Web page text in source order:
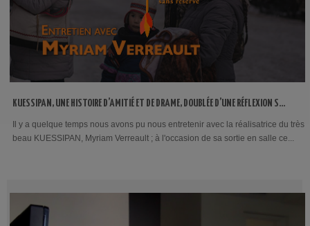
KUESSIPAN, UNE HISTOIRE D’AMITIÉ ET DE DRAME, DOUBLÉE D’UNE RÉFLEXION SUR
NOTRE MONDE… INTERVIEW DE MYRIAM VERREAULT
Il y a quelque temps nous avons pu nous entretenir avec la réalisatrice du très
beau KUESSIPAN, Myriam Verreault ; à l'occasion de sa sortie en salle ce...